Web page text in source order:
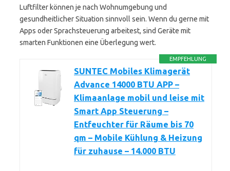
Luftfilter können je nach Wohnumgebung und
gesundheitlicher Situation sinnvoll sein. Wenn du gerne mit
Apps oder Sprachsteuerung arbeitest, sind Geräte mit
smarten Funktionen eine Überlegung wert.
EMPFEHLUNG
SUNTEC Mobiles Klimagerät
Advance 14000 BTU APP –
Klimaanlage mobil und leise mit
Smart App Steuerung –
Entfeuchter für Räume bis 70
qm – Mobile Kühlung & Heizung
für zuhause – 14.000 BTU